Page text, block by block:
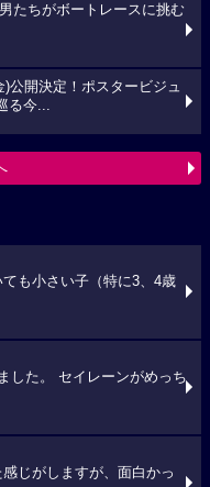
たちがボートレースに挑む
)公開決定！ポスタービジュ
る今...
も小さい子（特に3、4歳
した。 セイレーンがめっち
じがしますが、面白かっ